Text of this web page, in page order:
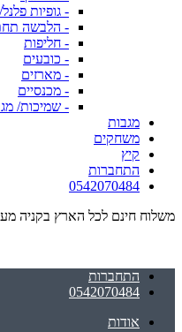
- גופיות
- הלבשה
- חליפות
- כובעים
- מארזים
- מכנסיים
- שמיכות/
מגבות
משחקים
קיץ
התחברות
0542070484
משלוח חינם לכל הארץ בקניה מעל 299
התחברות
0542070484
אודות